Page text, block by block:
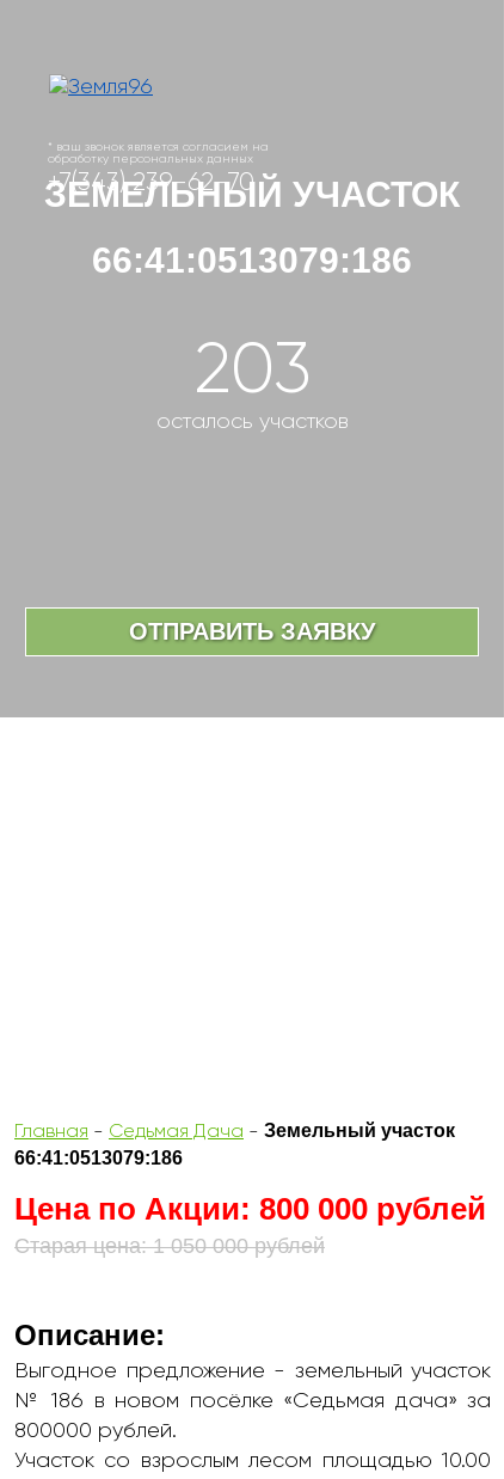
* ваш звонок является согласием на
обработку персональных данных
+7(343) 239-62-70
ЗЕМЕЛЬНЫЙ УЧАСТОК
66:41:0513079:186
203
осталось участков
ОТПРАВИТЬ ЗАЯВКУ
Главная - Седьмая Дача - Земельный участок
66:41:0513079:186
Цена по Акции: 800 000 рублей
Старая цена: 1 050 000 рублей
Описание:
Выгодное предложение - земельный участок
№ 186 в новом посёлке «Седьмая дача» за
800000 рублей.
Участок со взрослым лесом площадью 10.00